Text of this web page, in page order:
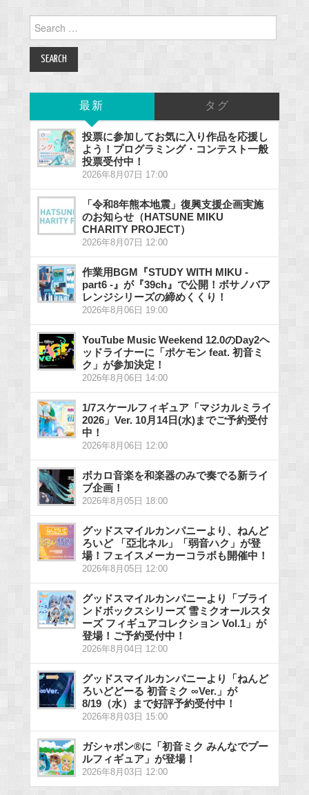
for:
最新 タグ
投票に参加してお気に入り作品を応援し
よう！プログラミング・コンテスト一般
投票受付中！
2026年8月07日 17:00
「令和8年熊本地震」復興支援企画実施
のお知らせ（HATSUNE MIKU
CHARITY PROJECT）
2026年8月07日 12:00
作業用BGM『STUDY WITH MIKU -
part6 -』が『39ch』で公開！ボサノバア
レンジシリーズの締めくくり！
2026年8月06日 19:00
YouTube Music Weekend 12.0のDay2ヘ
ッドライナーに「ポケモン feat. 初音ミ
ク」が参加決定！
2026年8月06日 14:00
1/7スケールフィギュア「マジカルミライ
2026」Ver. 10月14日(水)までご予約受付
中！
2026年8月06日 12:00
ボカロ音楽を和楽器のみで奏でる新ライ
ブ企画！
2026年8月05日 18:00
グッドスマイルカンパニーより、ねんど
ろいど 「亞北ネル」「弱音ハク」が登
場！フェイスメーカーコラボも開催中！
2026年8月05日 12:00
グッドスマイルカンパニーより「ブライ
ンドボックスシリーズ 雪ミクオールスタ
ーズ フィギュアコレクション Vol.1」が
登場！ご予約受付中！
2026年8月04日 12:00
グッドスマイルカンパニーより「ねんど
ろいどどーる 初音ミク ∞Ver.」が
8/19（水）まで好評予約受付中！
2026年8月03日 15:00
ガシャポン®に「初音ミク みんなでプー
ルフィギュア」が登場！
2026年8月03日 12:00